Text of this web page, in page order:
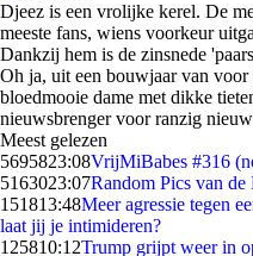
Djeez is een vrolijke kerel. De
meeste fans, wiens voorkeur
Dankzij hem is de zinsnede
Oh ja, uit een bouwjaar van voor
bloedmooie dame met dikke
nieuwsbrenger voor ranzig
Meest gelezen
5695823:08VrijMiBabes #316
5163023:07Random Pics van de
151813:48Meer agressie tegen
laat jij je intimideren?
125810:12Trump grijpt weer in